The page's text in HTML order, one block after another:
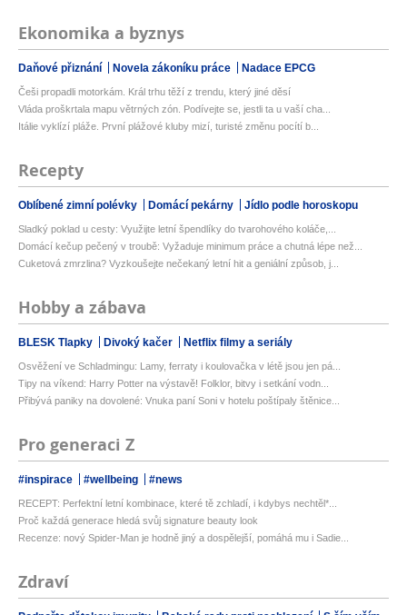
Ekonomika a byznys
Daňové přiznání Novela zákoníku práce Nadace EPCG
Češi propadli motorkám. Král trhu těží z trendu, který jiné děsí
Vláda proškrtala mapu větrných zón. Podívejte se, jestli ta u vaší cha...
Itálie vyklízí pláže. První plážové kluby mizí, turisté změnu pocítí b...
Recepty
Oblíbené zimní polévky Domácí pekárny Jídlo podle horoskopu
Sladký poklad u cesty: Využijte letní špendlíky do tvarohového koláče,...
Domácí kečup pečený v troubě: Vyžaduje minimum práce a chutná lépe než...
Cuketová zmrzlina? Vyzkoušejte nečekaný letní hit a geniální způsob, j...
Hobby a zábava
BLESK Tlapky Divoký kačer Netflix filmy a seriály
Osvěžení ve Schladmingu: Lamy, ferraty i koulovačka v létě jsou jen pá...
Tipy na víkend: Harry Potter na výstavě! Folklor, bitvy i setkání vodn...
Přibývá paniky na dovolené: Vnuka paní Soni v hotelu poštípaly štěnice...
Pro generaci Z
#inspirace #wellbeing #news
RECEPT: Perfektní letní kombinace, které tě zchladí, i kdybys nechtěl*...
Proč každá generace hledá svůj signature beauty look
Recenze: nový Spider-Man je hodně jiný a dospělejší, pomáhá mu i Sadie...
Zdraví